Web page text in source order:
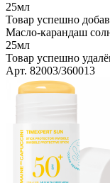
25мл
Товар успешно
Масло-карандаш
25мл
Товар успешно
Арт. 82003/360013